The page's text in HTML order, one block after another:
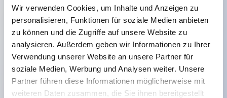
Wir verwenden Cookies, um Inhalte und Anzeigen zu
personalisieren, Funktionen für soziale Medien anbieten
zu können und die Zugriffe auf unsere Website zu
analysieren. Außerdem geben wir Informationen zu Ihrer
Verwendung unserer Website an unsere Partner für
soziale Medien, Werbung und Analysen weiter. Unsere
Partner führen diese Informationen möglicherweise mit
weiteren Daten zusammen, die Sie ihnen bereitgestellt
Schutzarten IP40 und IP65 vollständig verfügbar
(IEC 60529)
UL- und CSA-zertifiziert. Entspricht EN (Europa)
Normen. CCC-zertifiziert (außer Anzeigeleuchten).
Mit speziellem Zubehör leicht auf Φ22 Flash-
Silhouette umstellbar